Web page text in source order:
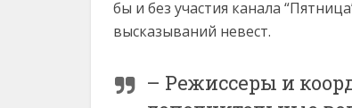
бы и без участия канала
высказываний невест.
– Режиссеры и